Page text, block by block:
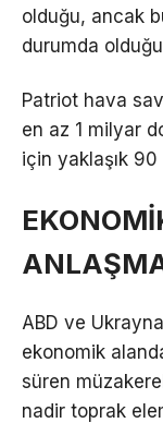
olduğu, ancak
durumda
Patriot hava
en az 1 milyar
için yaklaşık
ABD ve
ekonomik
süren
nadir toprak